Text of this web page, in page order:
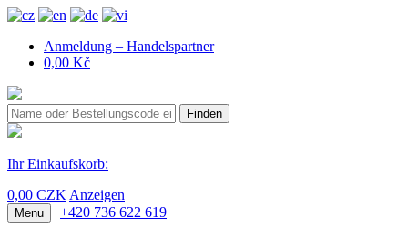
Anmeldung – Handelspartner
0,00 Kč
Finden
Ihr Einkaufskorb:
0,00 CZK Anzeigen
Menu +420 736 622 619